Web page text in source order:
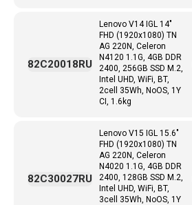
Lenovo V14 IGL 14"
FHD (1920x1080) TN
AG 220N, Celeron
N4120 1.1G, 4GB DDR
2400, 256GB SSD M.2,
Intel UHD, WiFi, BT,
2cell 35Wh, NoOS, 1Y
CI, 1.6kg
82C20018RU
Lenovo V15 IGL 15.6"
FHD (1920x1080) TN
AG 220N, Celeron
N4020 1.1G, 4GB DDR
2400, 128GB SSD M.2,
Intel UHD, WiFi, BT,
3cell 35Wh, NoOS, 1Y
82C30027RU